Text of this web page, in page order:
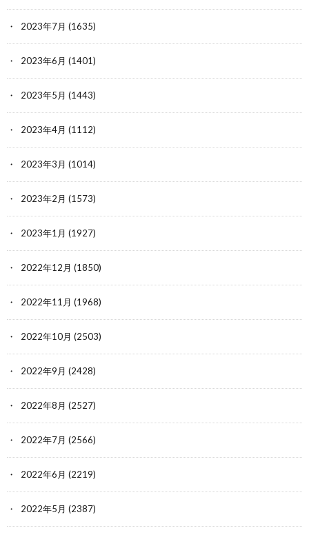
2023年7月 (1635)
2023年6月 (1401)
2023年5月 (1443)
2023年4月 (1112)
2023年3月 (1014)
2023年2月 (1573)
2023年1月 (1927)
2022年12月 (1850)
2022年11月 (1968)
2022年10月 (2503)
2022年9月 (2428)
2022年8月 (2527)
2022年7月 (2566)
2022年6月 (2219)
2022年5月 (2387)